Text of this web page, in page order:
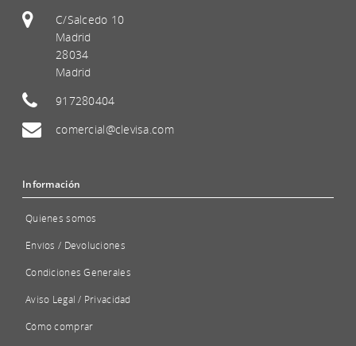
C/Salcedo 10
Madrid
28034
Madrid
917280404
comercial@clevisa.com
Información
Quienes somos
Envíos / Devoluciones
Condiciones Generales
Aviso Legal / Privacidad
Cómo comprar